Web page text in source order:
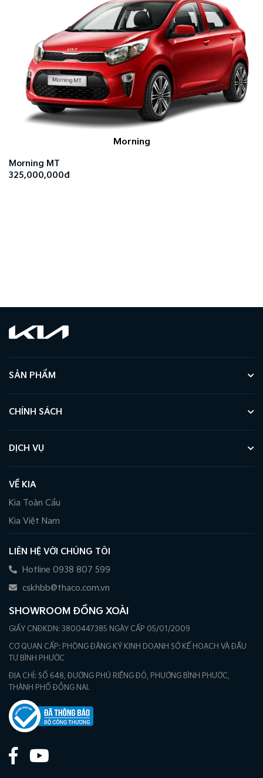
Morning
Morning MT
325,000,000đ
SẢN PHẨM
CHÍNH SÁCH
DỊCH VỤ
VỀ KIA
Kia Toàn Cầu
Kia Việt Nam
LIÊN HỆ VỚI CHÚNG TÔI
Hotline 0938 807 599
cskhbb@thaco.com.vn
SHOWROOM ĐỒNG XOÀI
GIẤY CNĐKDN: 3800447385 NGÀY CẤP 05/01/2009
CƠ QUAN CẤP: PHÒNG ĐĂNG KÝ KINH DOANH SỞ KẾ HOẠCH VÀ ĐẦU
TƯ BÌNH PHƯỚC
ĐỊA CHỈ: SỐ 648, ĐƯỜNG PHÚ RIỀNG ĐỎ, PHƯỜNG BÌNH PHƯỚC,
THÀNH PHỐ ĐỒNG NAI.